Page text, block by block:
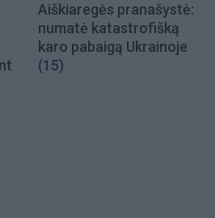
Aiškiaregės pranašystė:
numatė katastrofišką
karo pabaigą Ukrainoje
(15)